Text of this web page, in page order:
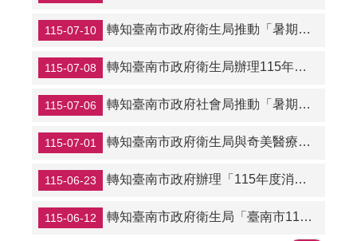
115-07-10 轉知臺南市政府衛生局推動「暑期保護青少年青春專案」相關宣導資訊
115-07-08 轉知臺南市政府衛生局辦理115年度「馬上揪團做抹片、團長好禮加碼送」活動相關資訊
115-07-06 轉知臺南市政府社會局推動「暑期保護青少年─青春專案」相關資訊
115-07-01 轉知臺南市政府衛生局與奇美醫療財團法人奇美醫院共同辦理青少年心理健康講座相關資訊
115-06-23 轉知臺南市政府辦理「115年度消費者權益保護及法律服務宣導」活動相關資訊
115-06-12 轉知臺南市政府衛生局「臺南市115年度助您好孕補助計畫」相關訊息